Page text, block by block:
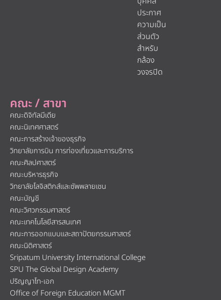
คณะ / สาขา
คณะดิจิทัลมีเดีย
คณะนิเทศศาสตร์
คณะการสร้างเจ้าของธุรกิจ
วิทยาลัยการบิน การท่องเที่ยวและการบริการ
คณะศิลปศาสตร์
คณะบริหารธุรกิจ
วิทยาลัยโลจิสติกส์และซัพพลายเชน
คณะบัญชี
คณะวิศวกรรมศาสตร์
คณะเทคโนโลยีสารสนเทศ
คณะการออกแบบและสถาปัตยกรรมศาสตร์
คณะนิติศาสตร์
Sripatum University International College
SPU The Global Design Academy
ปริญญาโท-เอก
Office of Foreign Education MGMT
ประกาศ
ความเป็น
ส่วนตัว
สำหรับ
กล้อง
วงจรปิด